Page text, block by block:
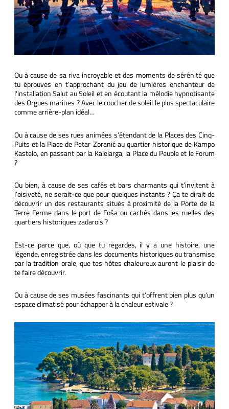
Ou à cause de sa riva incroyable et des moments de sérénité que
tu éprouves en t’approchant du jeu de lumières enchanteur de
l'installation Salut au Soleil et en écoutant la mélodie hypnotisante
des Orgues marines ? Avec le coucher de soleil le plus spectaculaire
comme arrière-plan idéal…
Ou à cause de ses rues animées s’étendant de la Places des Cinq-
Puits et la Place de Petar Zoranić au quartier historique de Kampo
Kastelo, en passant par la Kalelarga, la Place du Peuple et le Forum
?
Ou bien, à cause de ses cafés et bars charmants qui t’invitent à
l’oisiveté, ne serait-ce que pour quelques instants ? Ça te dirait de
découvrir un des restaurants situés à proximité de la Porte de la
Terre Ferme dans le port de Foša ou cachés dans les ruelles des
quartiers historiques zadarois ?
Est-ce parce que, où que tu regardes, il y a une histoire, une
légende, enregistrée dans les documents historiques ou transmise
par la tradition orale, que tes hôtes chaleureux auront le plaisir de
te faire découvrir.
Ou à cause de ses musées fascinants qui t’offrent bien plus qu'un
espace climatisé pour échapper à la chaleur estivale ?